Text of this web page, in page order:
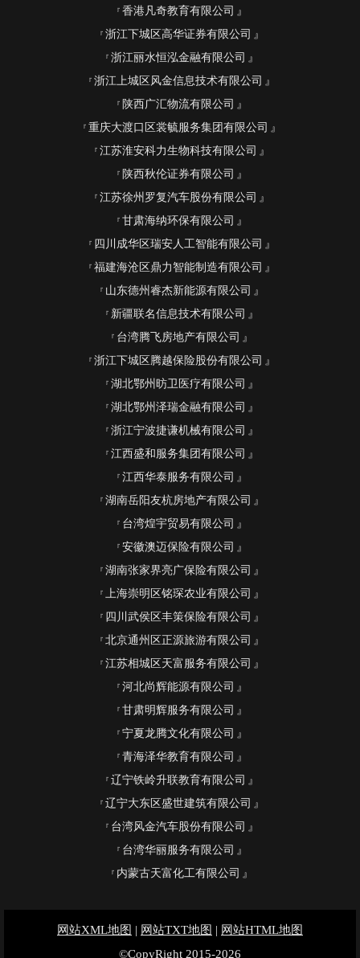
香港凡奇教育有限公司
浙江下城区高华证券有限公司
浙江丽水恒泓金融有限公司
浙江上城区风金信息技术有限公司
陕西广汇物流有限公司
重庆大渡口区裳毓服务集团有限公司
江苏淮安科力生物科技有限公司
陕西秋伦证券有限公司
江苏徐州罗复汽车股份有限公司
甘肃海纳环保有限公司
四川成华区瑞安人工智能有限公司
福建海沧区鼎力智能制造有限公司
山东德州睿杰新能源有限公司
新疆联名信息技术有限公司
台湾腾飞房地产有限公司
浙江下城区腾越保险股份有限公司
湖北鄂州昉卫医疗有限公司
湖北鄂州泽瑞金融有限公司
浙江宁波捷谦机械有限公司
江西盛和服务集团有限公司
江西华泰服务有限公司
湖南岳阳友杭房地产有限公司
台湾煌宇贸易有限公司
安徽澳迈保险有限公司
湖南张家界亮广保险有限公司
上海崇明区铭琛农业有限公司
四川武侯区丰策保险有限公司
北京通州区正源旅游有限公司
江苏相城区天富服务有限公司
河北尚辉能源有限公司
甘肃明辉服务有限公司
宁夏龙腾文化有限公司
青海泽华教育有限公司
辽宁铁岭升联教育有限公司
辽宁大东区盛世建筑有限公司
台湾风金汽车股份有限公司
台湾华丽服务有限公司
内蒙古天富化工有限公司
网站XML地图 | 网站TXT地图 | 网站HTML地图
©CopyRight 2015-2026